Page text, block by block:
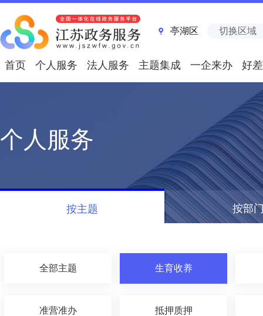
亭湖区 切换区域
首页 个人服务 法人服务 主题集成 一企来办 好
个人服务
按主题 按部
全部主题 生育收养
准营准办 抵押质押